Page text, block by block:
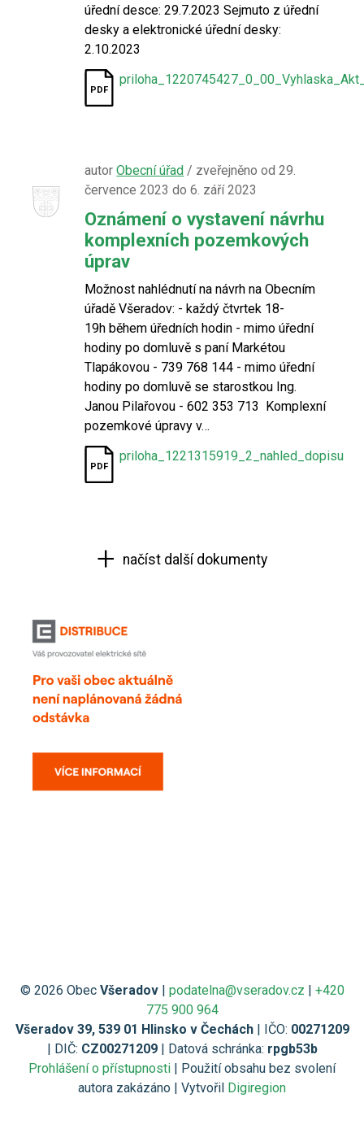
úřední desce: 29.7.2023 Sejmuto z úřední
desky a elektronické úřední desky:
2.10.2023
autorObecní úřad / zveřejněno od 29.
července 2023 do 6. září 2023
Oznámení o vystavení návrhu
komplexních pozemkových
úprav
Možnost nahlédnutí na návrh na Obecním
úřadě Všeradov: - každý čtvrtek 18-
19h během úředních hodin - mimo úřední
hodiny po domluvě s paní Markétou
Tlapákovou - 739 768 144 - mimo úřední
hodiny po domluvě se starostkou Ing.
Janou Pilařovou - 602 353 713 Komplexní
pozemkové úpravy v…
priloha_1221315919_2_nahled_dopisu
načíst další dokumenty
© 2026 Obec Všeradov| podatelna@vseradov.cz | +420
775 900 964
Všeradov 39, 539 01 Hlinsko v Čechách| IČO: 00271209
| DIČ: CZ00271209| Datová schránka: rpgb53b
Prohlášení o přístupnosti | Použití obsahu bez svolení
autora zakázáno | Vytvořil Digiregion